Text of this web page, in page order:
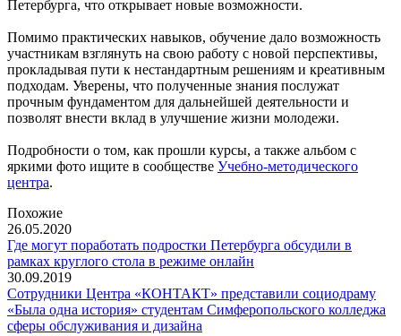
Петербурга, что открывает новые возможности.
Помимо практических навыков, обучение дало возможность
участникам взглянуть на свою работу с новой перспективы,
прокладывая пути к нестандартным решениям и креативным
подходам. Уверены, что полученные знания послужат
прочным фундаментом для дальнейшей деятельности и
позволят внести вклад в улучшение жизни молодежи.
Подробности о том, как прошли курсы, а также альбом с
яркими фото ищите в сообществе Учебно-методического
центра.
Похожие
26.05.2020
Где могут поработать подростки Петербурга обсудили в
рамках круглого стола в режиме онлайн
30.09.2019
Сотрудники Центра «КОНТАКТ» представили социодраму
«Была одна история» студентам Симферопольского колледжа
сферы обслуживания и дизайна